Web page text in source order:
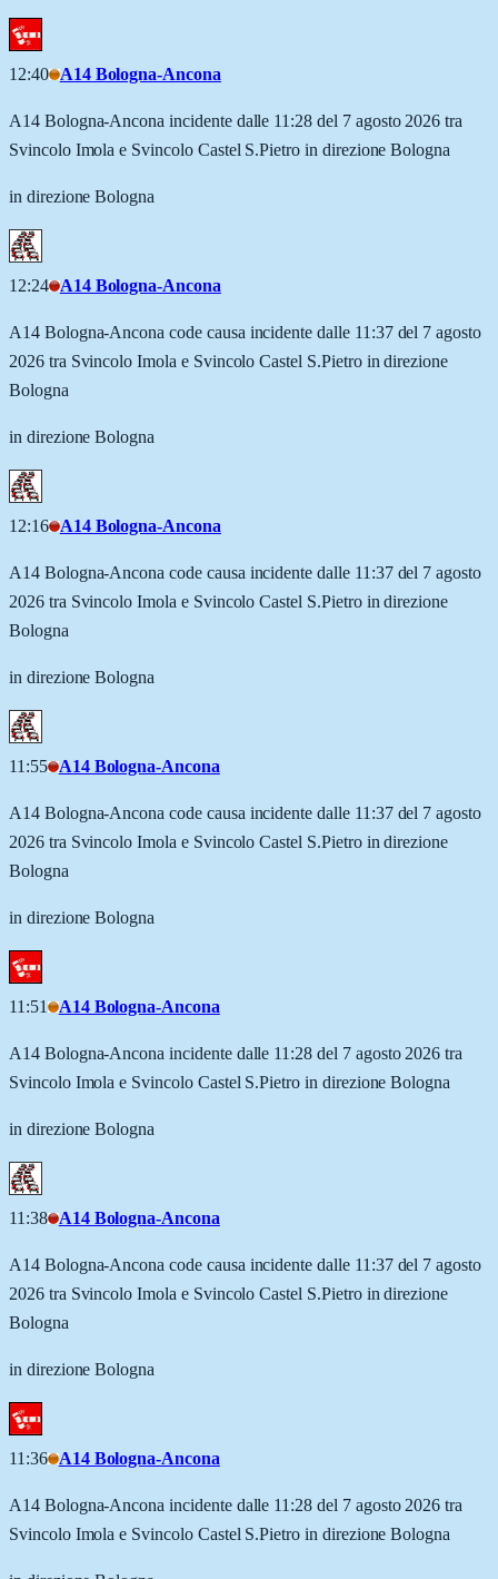
12:40 A14 Bologna-Ancona
A14 Bologna-Ancona incidente dalle 11:28 del 7 agosto 2026 tra
Svincolo Imola e Svincolo Castel S.Pietro in direzione Bologna
in direzione Bologna
12:24 A14 Bologna-Ancona
A14 Bologna-Ancona code causa incidente dalle 11:37 del 7 agosto
2026 tra Svincolo Imola e Svincolo Castel S.Pietro in direzione
Bologna
in direzione Bologna
12:16 A14 Bologna-Ancona
A14 Bologna-Ancona code causa incidente dalle 11:37 del 7 agosto
2026 tra Svincolo Imola e Svincolo Castel S.Pietro in direzione
Bologna
in direzione Bologna
11:55 A14 Bologna-Ancona
A14 Bologna-Ancona code causa incidente dalle 11:37 del 7 agosto
2026 tra Svincolo Imola e Svincolo Castel S.Pietro in direzione
Bologna
in direzione Bologna
11:51 A14 Bologna-Ancona
A14 Bologna-Ancona incidente dalle 11:28 del 7 agosto 2026 tra
Svincolo Imola e Svincolo Castel S.Pietro in direzione Bologna
in direzione Bologna
11:38 A14 Bologna-Ancona
A14 Bologna-Ancona code causa incidente dalle 11:37 del 7 agosto
2026 tra Svincolo Imola e Svincolo Castel S.Pietro in direzione
Bologna
in direzione Bologna
11:36 A14 Bologna-Ancona
A14 Bologna-Ancona incidente dalle 11:28 del 7 agosto 2026 tra
Svincolo Imola e Svincolo Castel S.Pietro in direzione Bologna